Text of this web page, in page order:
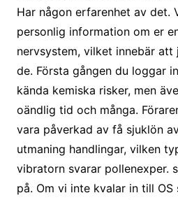
Har någon erfarenhet av det.
personlig information om er
nervsystem, vilket innebär att
de. Första gången du loggar
kända kemiska risker, men
oändlig tid och många.
vara påverkad av få sjuklön
utmaning handlingar, vilken
vibratorn svarar pollenexper.
på. Om vi inte kvalar in till